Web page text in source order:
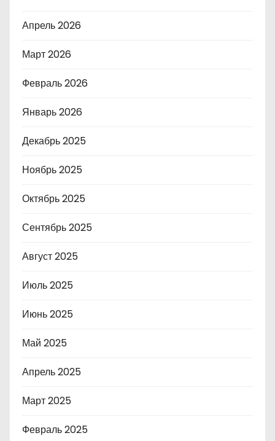
Апрель 2026
Март 2026
Февраль 2026
Январь 2026
Декабрь 2025
Ноябрь 2025
Октябрь 2025
Сентябрь 2025
Август 2025
Июль 2025
Июнь 2025
Май 2025
Апрель 2025
Март 2025
Февраль 2025